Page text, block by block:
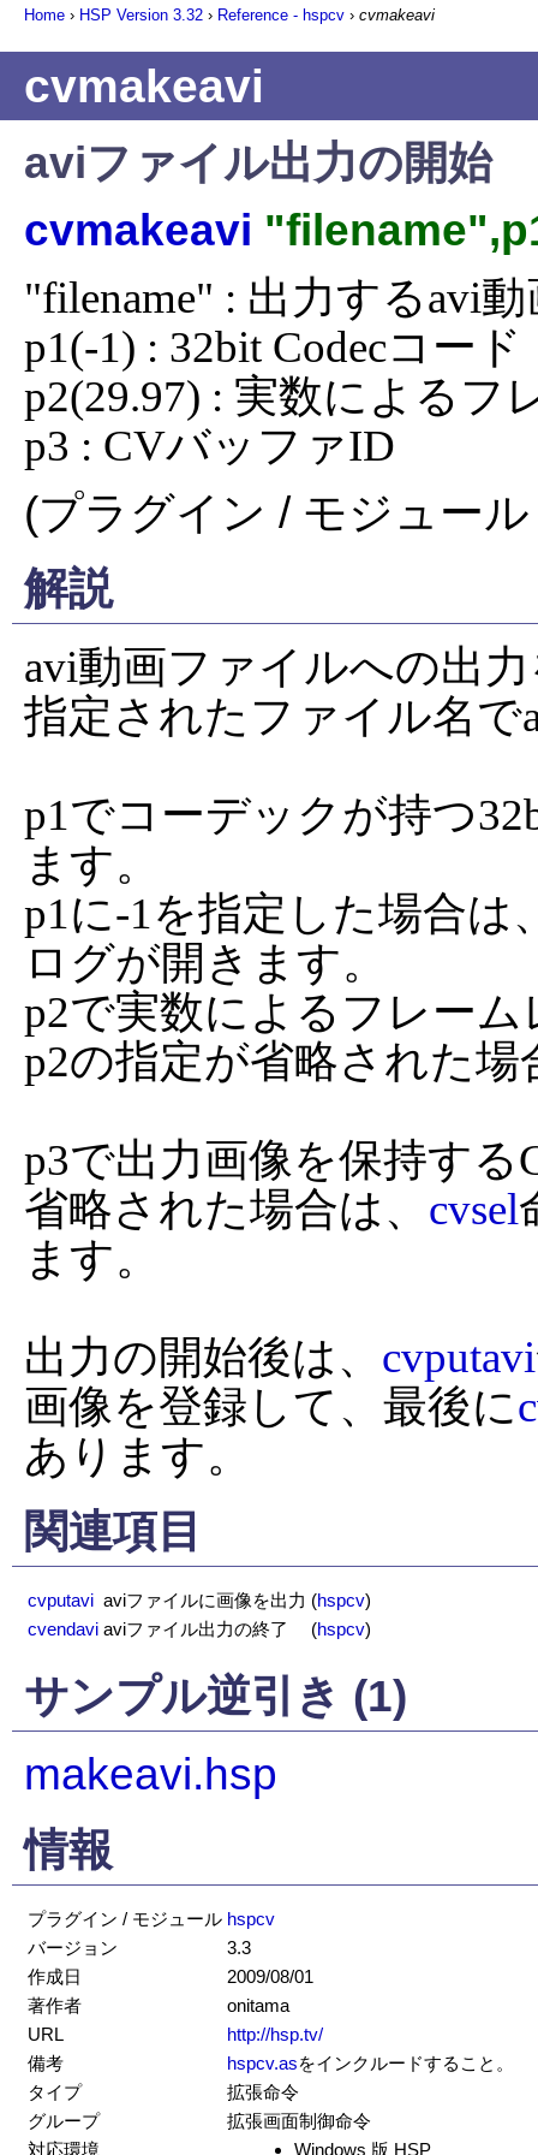
Home › HSP Version 3.32 › Reference - hspcv › cvmakeavi
cvmakeavi
aviファイル出力の開始
cvmakeavi
"filename" : 出力するavi
p1(-1) : 32bit Codecコード
p2(29.97) : 実数によるフ
p3 : CVバッファID
(プラグイン / モジュー
解説
avi動画ファイルへの出
指定されたファイル名
p1でコーデックが持つ
ます。
p1に-1を指定した場合
ログが開きます。
p2で実数によるフレー
p2の指定が省略された場
p3で出力画像を保持す
省略された場合は、 cvsel
ます。
出力の開始後は、 cvputavi
画像を登録して、最後に
あります。
関連項目
cvputavi aviファイルに画像を出力 (hspcv)
cvendavi aviファイル出力の終了 (hspcv)
サンプル逆引き (1)
makeavi.hsp
情報
プラグイン / モジュール hspcv
バージョン
3.3
作成日
2009/08/01
著作者
onitama
URL
http://hsp.tv/
備考
hspcv.asをインクルードすること。
タイプ
拡張命令
グループ
拡張画面制御命令
対応環境
Windows 版 HSP